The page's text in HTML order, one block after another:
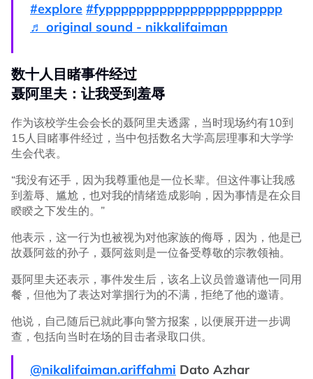
#explore #fyppppppppppppppppppppppp
♬ original sound - nikkalifaiman
数十人目睹事件经过
聂阿里夫：让我受到羞辱
作为该校学生会会长的聂阿里夫透露，当时现场约有10到
15人目睹事件经过，当中包括数名大学高层理事和大学学
生会代表。
“我没有还手，因为我尊重他是一位长辈。但这件事让我感
到羞辱、尴尬，也对我的情绪造成影响，因为事情是在众目
睽睽之下发生的。”
他表示，这一行为也被视为对他家族的侮辱，因为，他是已
故聂阿兹的孙子，聂阿兹则是一位备受尊敬的宗教领袖。
聂阿里夫还表示，事件发生后，该名上议员曾邀请他一同用
餐，但他为了表达对掌掴行为的不满，拒绝了他的邀请。
他说，自己随后已就此事向警方报案，以便展开进一步调
查，包括向当时在场的目击者录取口供。
@nikalifaiman.ariffahmi Dato Azhar